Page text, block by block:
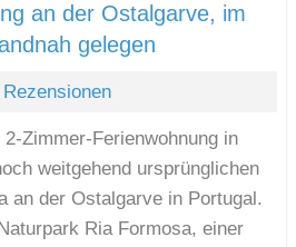
an der Ostalgarve, im
gelegen
Rezensionen
Zimmer-Ferienwohnung in
weitgehend ursprünglichen
an der Ostalgarve in Portugal.
Ria Formosa, einer